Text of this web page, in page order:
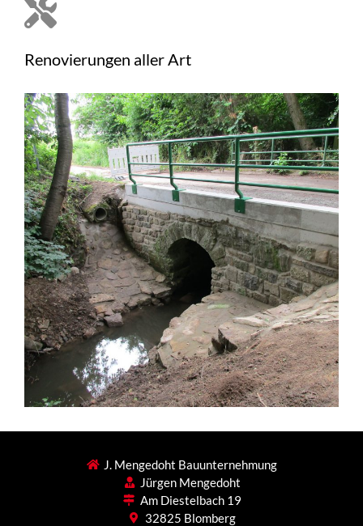
Renovierungen aller Art
J. Mengedoht Bauunternehmung
Jürgen Mengedoht
Am Diestelbach 19
32825 Blomberg